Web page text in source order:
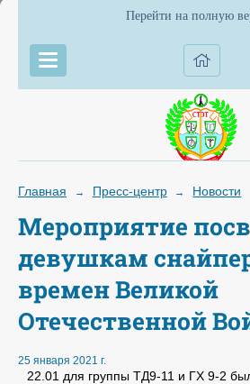
Перейти на полную
Главная → Пресс-центр → Новости
Мероприятие
девушкам
времен Великой
Отечественной
25 января 2021 г.
22.01 для группы ТД9-11 и ГХ 9-2